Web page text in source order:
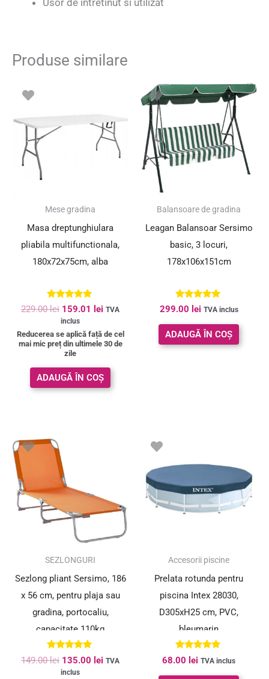
Usor de intretinut si utilizat
Produse similare
Mese gradina
Masa dreptunghiulara
pliabila multifunctionala,
180x72x75cm, alba
Evaluat la
4.84
din 5
229.00lei
fost:
229.00 lei.
159.01 lei
159.01 lei.
TVA
inclus
Reducerea se aplică față de cel
mai mic preț din ultimele 30 de
zile
ADAUGĂ ÎN COȘ
Balansoare de gradina
Leagan Balansoar Sersimo
basic, 3 locuri,
178x106x151cm
Evaluat la
4.90
din 5
299.00 lei TVA inclus
ADAUGĂ ÎN COȘ
SUPER PREȚ!SEZLONGURI
Sezlong pliant Sersimo, 186
x 56 cm, pentru plaja sau
gradina, portocaliu,
capacitate 110kg
Evaluat la
4.91
din 5
149.00lei
a
fost:
149.00 lei.
135.00 lei TVA
inclus
Accesorii piscine
Prelata rotunda pentru
piscina Intex 28030,
D305xH25 cm, PVC,
bleumarin
Evaluat la
5.00
din 5
68.00 lei TVA inclus